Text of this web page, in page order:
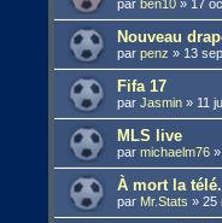
parben10 » 17
Nouveau
parpenz » 13
Fifa 17
parJasmin » 11
MLS live
parmichaelm76 »
À mort la télé.
par Mr.Stats »25